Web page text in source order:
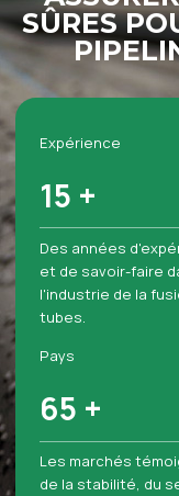
SÛRES
Expérience
15 +
Des années
et de savoir-faire
l'industrie de la
tubes.
Pays
65 +
Les marchés
de la stabilité, du